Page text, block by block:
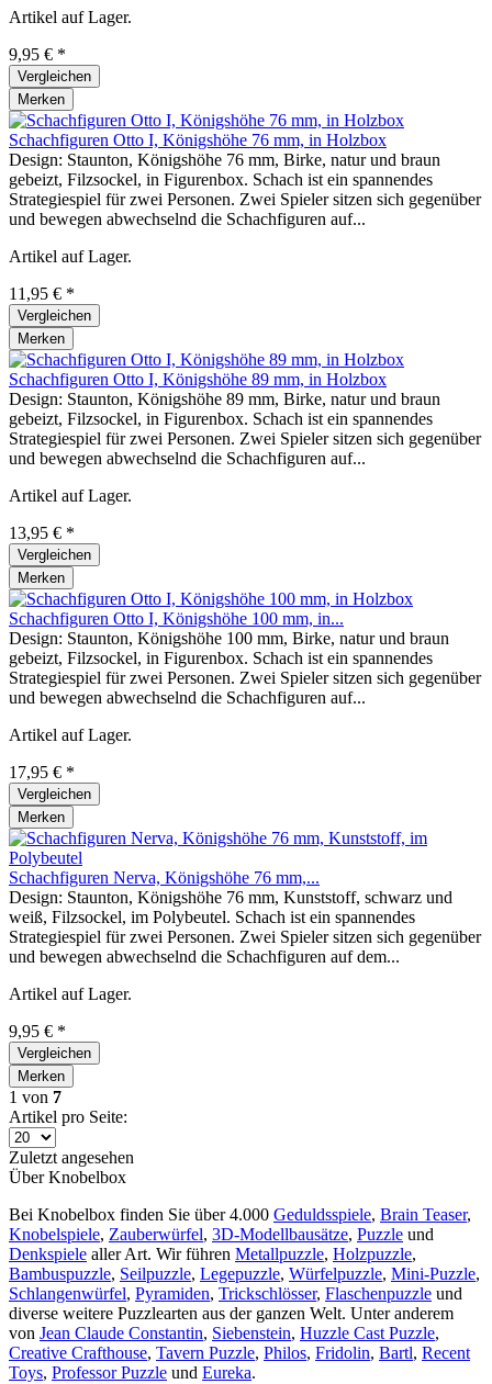
Artikel auf Lager.
9,95 € *
Vergleichen
Merken
Schachfiguren Otto I, Königshöhe 76 mm, in Holzbox
Design: Staunton, Königshöhe 76 mm, Birke, natur und braun
gebeizt, Filzsockel, in Figurenbox. Schach ist ein spannendes
Strategiespiel für zwei Personen. Zwei Spieler sitzen sich gegenüber
und bewegen abwechselnd die Schachfiguren auf...
Artikel auf Lager.
11,95 € *
Vergleichen
Merken
Schachfiguren Otto I, Königshöhe 89 mm, in Holzbox
Design: Staunton, Königshöhe 89 mm, Birke, natur und braun
gebeizt, Filzsockel, in Figurenbox. Schach ist ein spannendes
Strategiespiel für zwei Personen. Zwei Spieler sitzen sich gegenüber
und bewegen abwechselnd die Schachfiguren auf...
Artikel auf Lager.
13,95 € *
Vergleichen
Merken
Schachfiguren Otto I, Königshöhe 100 mm, in...
Design: Staunton, Königshöhe 100 mm, Birke, natur und braun
gebeizt, Filzsockel, in Figurenbox. Schach ist ein spannendes
Strategiespiel für zwei Personen. Zwei Spieler sitzen sich gegenüber
und bewegen abwechselnd die Schachfiguren auf...
Artikel auf Lager.
17,95 € *
Vergleichen
Merken
Schachfiguren Nerva, Königshöhe 76 mm,...
Design: Staunton, Königshöhe 76 mm, Kunststoff, schwarz und
weiß, Filzsockel, im Polybeutel. Schach ist ein spannendes
Strategiespiel für zwei Personen. Zwei Spieler sitzen sich gegenüber
und bewegen abwechselnd die Schachfiguren auf dem...
Artikel auf Lager.
9,95 € *
Vergleichen
Merken
1 von 7
Artikel pro Seite:
Zuletzt angesehen
Über Knobelbox
Bei Knobelbox finden Sie über 4.000 Geduldsspiele, Brain Teaser,
Knobelspiele, Zauberwürfel, 3D-Modellbausätze, Puzzle und
Denkspiele aller Art. Wir führen Metallpuzzle, Holzpuzzle,
Bambuspuzzle, Seilpuzzle, Legepuzzle, Würfelpuzzle, Mini-Puzzle,
Schlangenwürfel, Pyramiden, Trickschlösser, Flaschenpuzzle und
diverse weitere Puzzlearten aus der ganzen Welt. Unter anderem
von Jean Claude Constantin, Siebenstein, Huzzle Cast Puzzle,
Creative Crafthouse, Tavern Puzzle, Philos, Fridolin, Bartl, Recent
Toys, Professor Puzzle und Eureka.